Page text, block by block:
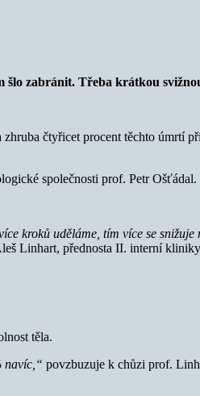
zabránit. Třeba krátkou
čtyřicet procent těchto úmrtí
společnosti prof. Petr Ošťádal.
kroků uděláme, tím více se
Linhart, přednosta II. interní
těla.
navíc,“ povzbuzuje k chůzi prof.